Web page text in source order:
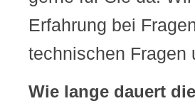
Erfahrung bei
technischen Fragen
Wie lange dauert